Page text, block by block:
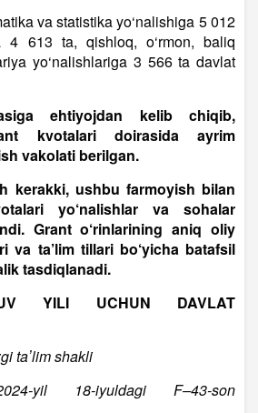
va statistika yo‘nalishiga 5 012
4 613 ta, qishloq, o‘rmon, baliq
yo‘nalishlariga 3 566 ta davlat
ehtiyojdan kelib chiqib,
kvotalari doirasida ayrim
vakolati berilgan.
kerakki, ushbu farmoyish bilan
yo‘nalishlar va sohalar
Grant o‘rinlarining aniq oliy
va ta’lim tillari bo‘yicha batafsil
tasdiqlanadi.
YILI UCHUN DAVLAT
taʼlim shakli
yil 18-iyuldagi F–43-son